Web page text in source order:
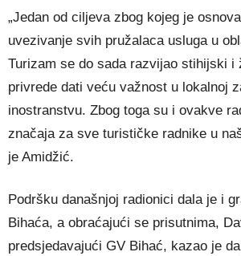
„Jedan od ciljeva zbog kojeg je
uvezivanje svih pružalaca usluga u
Turizam se do sada razvijao stihijski i
privrede dati veću važnost u lokalnoj
inostranstvu. Zbog toga su i ovakve
značaja za sve turističke radnike u
je Amidžić.
Podršku današnjoj radionici dala je i
Bihaća, a obraćajući se prisutnima,
predsjedavajući GV Bihać, kazao je